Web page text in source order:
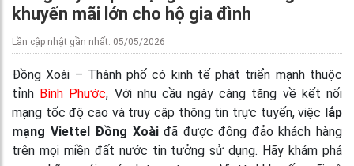
khuyến mãi lớn cho hộ gia đình
Lần cập nhật gần nhất: 05/05/2026
Đồng Xoài – Thành phố có kinh tế phát triển mạnh thuộc
tỉnh Bình Phước, Với nhu cầu ngày càng tăng về kết nối
mạng tốc độ cao và truy cập thông tin trực tuyến, việc lắp
mạng Viettel Đồng Xoàiđã được đông đảo khách hàng
trên mọi miền đất nước tin tưởng sử dụng. Hãy khám phá